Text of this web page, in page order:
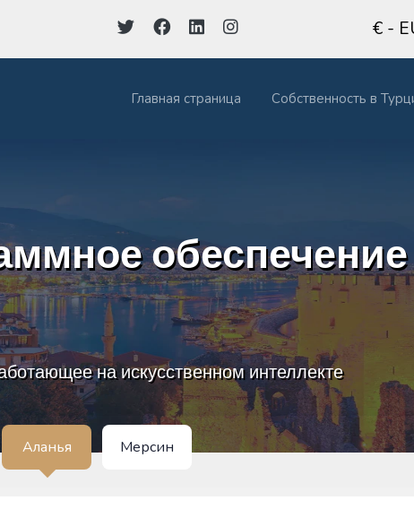
€ -
Главная страница Собственность в
на искусственном интеллекте
Аланья Мерсин